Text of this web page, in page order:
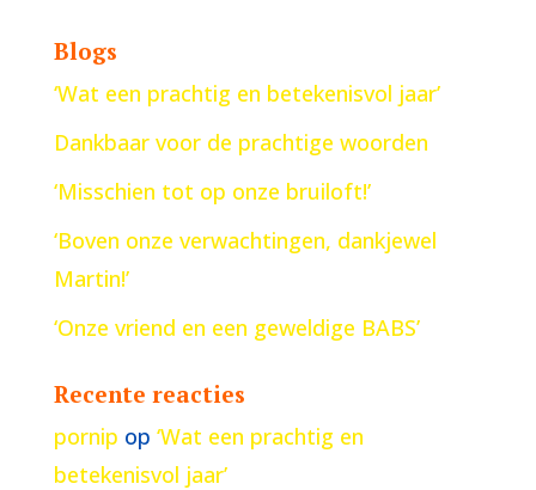
Blogs
‘Wat een prachtig en betekenisvol jaar’
Dankbaar voor de prachtige woorden
‘Misschien tot op onze bruiloft!’
‘Boven onze verwachtingen, dankjewel
Martin!’
‘Onze vriend en een geweldige BABS’
Recente reacties
pornip op ‘Wat een prachtig en
betekenisvol jaar’